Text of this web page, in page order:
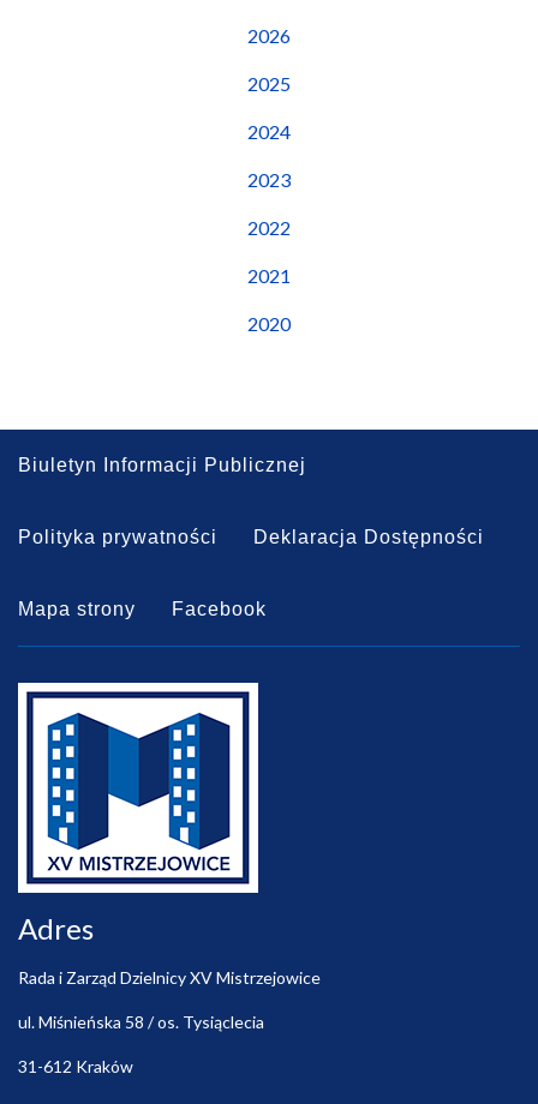
2026
2025
2024
2023
2022
2021
2020
Biuletyn Informacji Publicznej
Polityka prywatności Deklaracja Dostępności
Mapa strony Facebook
Adres
Rada i Zarząd Dzielnicy XV Mistrzejowice
ul. Miśnieńska 58 / os. Tysiąclecia
31-612 Kraków